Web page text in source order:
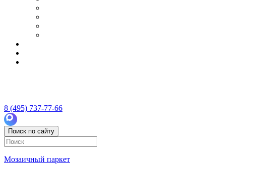
8 (495) 737-77-66
Поиск по сайту
Мозаичный паркет